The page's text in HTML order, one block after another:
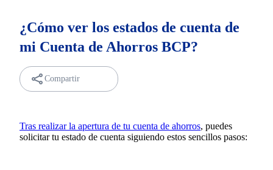
¿Cómo ver los estados de cuenta de
mi Cuenta de Ahorros BCP?
Compartir
Tras realizar la apertura de tu cuenta de ahorros, puedes
solicitar tu estado de cuenta siguiendo estos sencillos pasos: